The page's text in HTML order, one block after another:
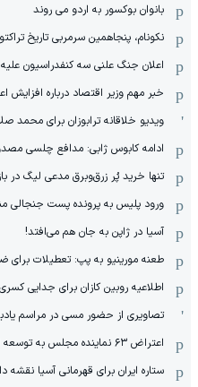
بانوان بوکسور به اردو می روند
نکونام، پنجاهمین سرمربی تاریخ
اعلان جنگ علنی سه کنفدراسیون
خبر مهم وزیر اقتصاد درباره افزایش
ویدیو خلاقانه ترابوزان برای محمد
ادامه کابوس ژابی: مدافع چلسی
تنها خرید پُر زرق‌وبرق مدعی لیگ در
ورود پلیس به پرونده پست جنجالی
آسیا در ژاپن به جان هم می‌افتد!
طعنه مورینیو به پپ: تعطیلات
اطلاعیه روبین کازان برای جدایی کسری
تصاویری از حضور مسی در مراسم
اعتراض ۶۳ نماینده مجلس به توسعه اختیارات رئیس‌جمهور
ستاره ایران برای قهرمانی آسیا نقشه